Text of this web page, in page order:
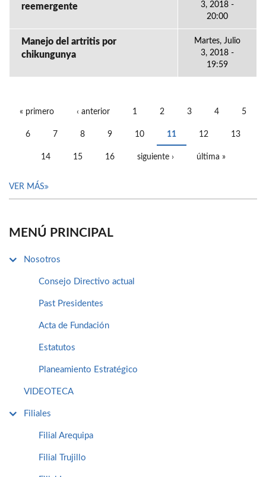
reemergente
3, 2018 -
20:00
Manejo del artritis por
chikungunya
Martes, Julio
3, 2018 -
19:59
« primero ‹ anterior 1 2 3 4 5
6 7 8 9 10 11 12 13
14 15 16 siguiente › última »
VER MÁS
MENÚ PRINCIPAL
Nosotros
Consejo Directivo actual
Past Presidentes
Acta de Fundación
Estatutos
Planeamiento Estratégico
VIDEOTECA
Filiales
Filial Arequipa
Filial Trujillo